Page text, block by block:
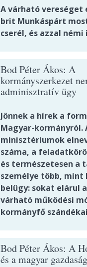
A várható vereséget
brit Munkáspárt
cserél, és azzal
Bod Péter Ákos: A
kormányszerkezet
adminisztratív ügy
Jönnek a hírek a
Magyar-kormányról.
minisztériumok
száma, a
és természetesen a
személye több, mint
belügy: sokat elárul
várható működési
kormányfő
Bod Péter Ákos: A
és a magyar gazdaság